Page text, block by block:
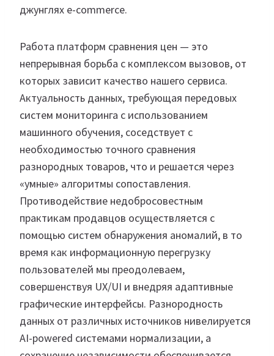
джунглях e-commerce.
Работа платформ сравнения цен — это
непрерывная борьба с комплексом вызовов, от
которых зависит качество нашего сервиса.
Актуальность данных, требующая передовых
систем мониторинга с использованием
машинного обучения, соседствует с
необходимостью точного сравнения
разнородных товаров, что и решается через
«умные» алгоритмы сопоставления.
Противодействие недобросовестным
практикам продавцов осуществляется с
помощью систем обнаружения аномалий, в то
время как информационную перегрузку
пользователей мы преодолеваем,
совершенствуя UX/UI и внедряя адаптивные
графические интерфейсы. Разнородность
данных от различных источников нивелируется
AI-powered системами нормализации, а